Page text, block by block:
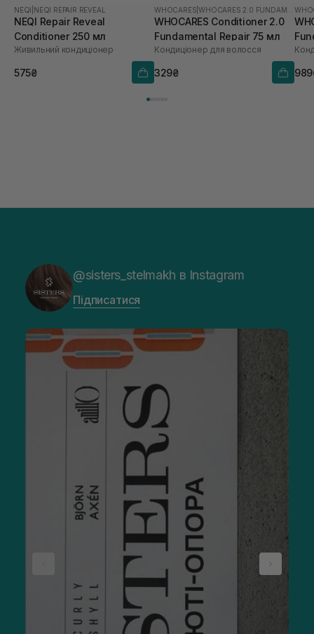
NEQI NEQI REPAIR REVEAL
NEQI Repair Reveal
Conditioner 250 мл
Живильний кондиціонер
575₴
WHOCARES |
WHOCARES Conditioner 2.0
Fundamental Repair 75 мл
Кондиціонер для волосся
329₴
@sisters_stelmakh в Instagram
Підписатися